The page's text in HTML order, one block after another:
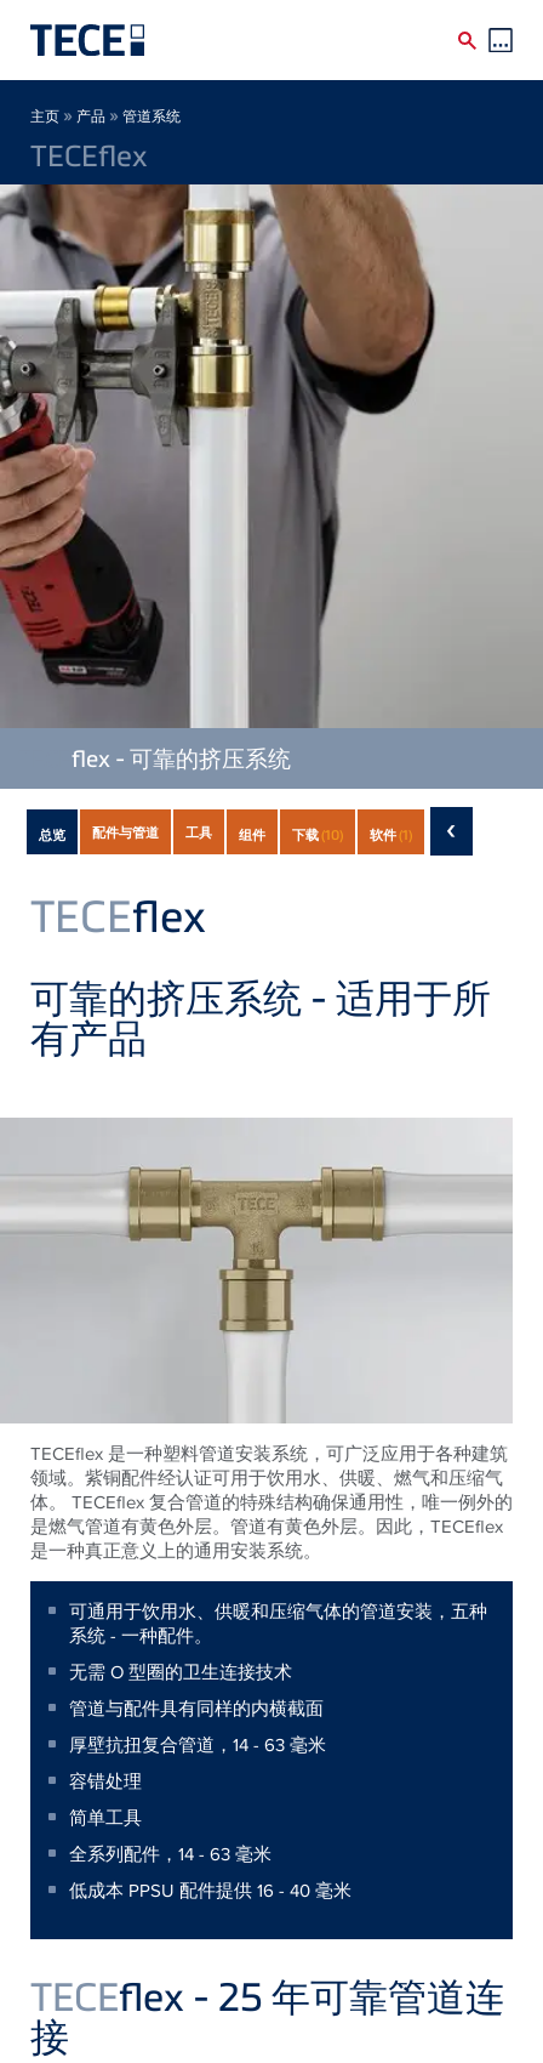
Breadcrumb
主页 » 产品 » 管道系统
TECEflex
flex - 可靠的挤压系统
Subnavigation
of
current
Product
总览 配件与管道 工具 组件 下载(10) 软件(1) ‹
TECEflex
可靠的挤压系统 - 适用于所
有产品
TECEflex 是一种塑料管道安装系统，可广泛应用于各种建筑
领域。紫铜配件经认证可用于饮用水、供暖、燃气和压缩气
体。 TECEflex 复合管道的特殊结构确保通用性，唯一例外的
是燃气管道有黄色外层。管道有黄色外层。因此，TECEflex
是一种真正意义上的通用安装系统。
可通用于饮用水、供暖和压缩气体的管道安装，五种
系统 - 一种配件。
无需 O 型圈的卫生连接技术
管道与配件具有同样的内横截面
厚壁抗扭复合管道，14 - 63 毫米
容错处理
简单工具
全系列配件，14 - 63 毫米
低成本 PPSU 配件提供 16 - 40 毫米
TECEflex - 25 年可靠管道连
接